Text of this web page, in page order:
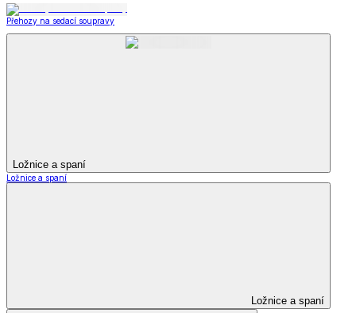
Přehozy na sedací soupravy
Ložnice a spaní
Ložnice a spaní
Ložnice a spaní